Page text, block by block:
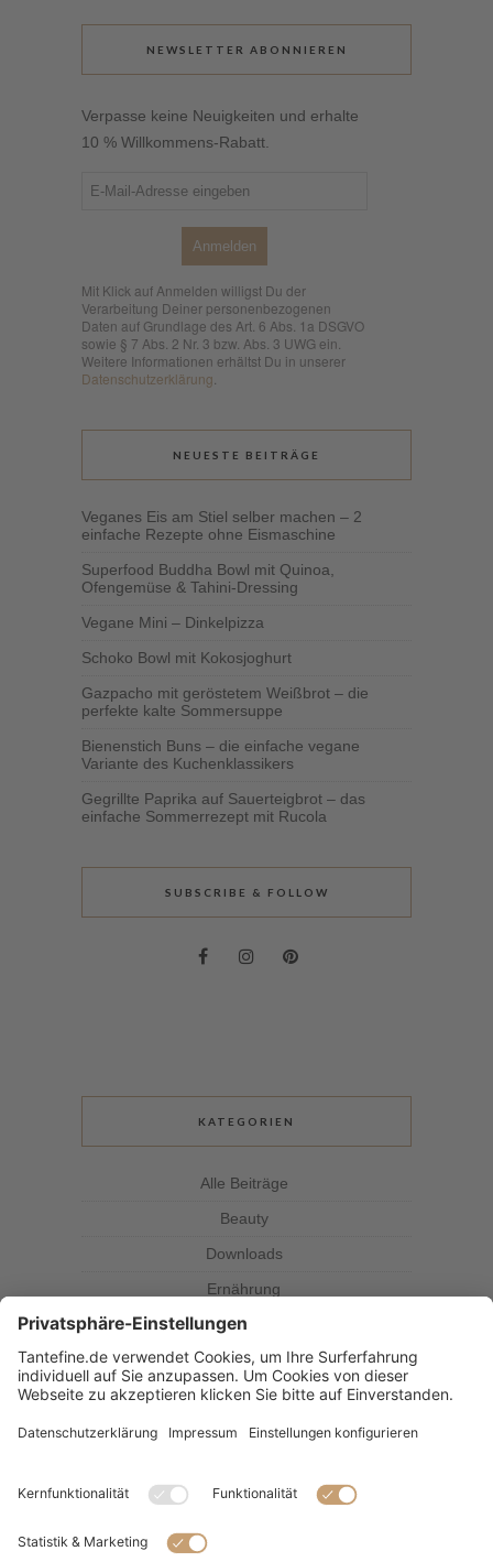
NEWSLETTER ABONNIEREN
Verpasse keine Neuigkeiten und erhalte
10 % Willkommens-Rabatt.
Anmelden
Mit Klick auf Anmelden willigst Du der
Verarbeitung Deiner personenbezogenen
Daten auf Grundlage des Art. 6 Abs. 1a DSGVO
sowie § 7 Abs. 2 Nr. 3 bzw. Abs. 3 UWG ein.
Weitere Informationen erhältst Du in unserer
Datenschutzerklärung
NEUESTE BEITRÄGE
Veganes Eis am Stiel selber machen – 2
einfache Rezepte ohne Eismaschine
Superfood Buddha Bowl mit Quinoa,
Ofengemüse & Tahini-Dressing
Vegane Mini – Dinkelpizza
Schoko Bowl mit Kokosjoghurt
Gazpacho mit geröstetem Weißbrot – die
perfekte kalte Sommersuppe
Bienenstich Buns – die einfache vegane
Variante des Kuchenklassikers
Gegrillte Paprika auf Sauerteigbrot – das
einfache Sommerrezept mit Rucola
SUBSCRIBE & FOLLOW
KATEGORIEN
Alle Beiträge
Beauty
Downloads
Ernährung
Kolumne
Kräuterkunde
Magazin
Rezepte